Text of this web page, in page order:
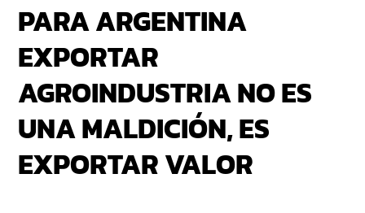
PARA ARGENTINA
EXPORTAR
AGROINDUSTRIA NO ES
UNA MALDICIÓN, ES
EXPORTAR VALOR